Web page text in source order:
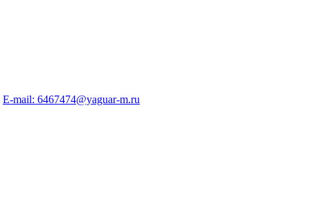
E-mail: 6467474@yaguar-m.ru